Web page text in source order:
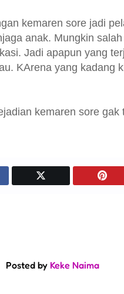
kemaren sore jadi
anak. Mungkin
Jadi apapun yang
KArena yang kadang
kemaren sore
Posted by Keke Naima